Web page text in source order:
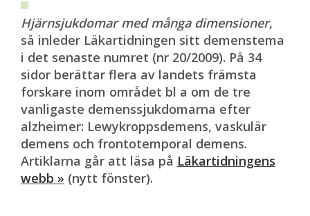
Hjärnsjukdomar med många dimensioner,
så inleder Läkartidningen sitt demenstema
i det senaste numret (nr 20/2009). På 34
sidor berättar flera av landets främsta
forskare inom området bl a om de tre
vanligaste demenssjukdomarna efter
alzheimer: Lewykroppsdemens, vaskulär
demens och frontotemporal demens.
Artiklarna går att läsa på Läkartidningens
webb » (nytt fönster).